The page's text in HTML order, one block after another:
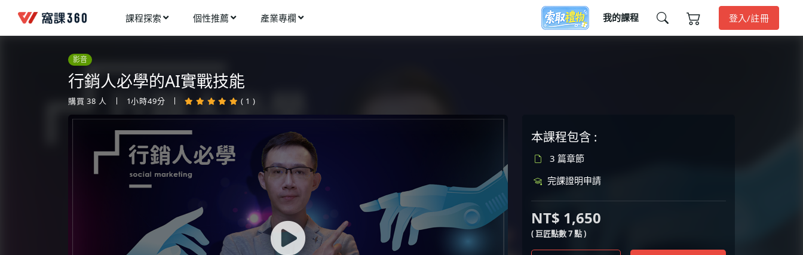
課程探索
多媒體動畫
健康生活
程式與資料庫
視覺設計
網路行銷
個性推薦
架構師
創造者
領航者
溝通者
執行者
產業專欄
商業行銷
資訊科技
設計應用
健康生活
理財投資
所有專欄
我的課程 登入/註冊
今天想要學什麼?
窩課推薦給您
影音
行銷人必學的AI實戰技能
購買 38 人 1小時49分 ( 1 )
本課程包含 :
3 篇章節
完課證明申請
NT$ 1,650
( 巨匠點數 7 點 )